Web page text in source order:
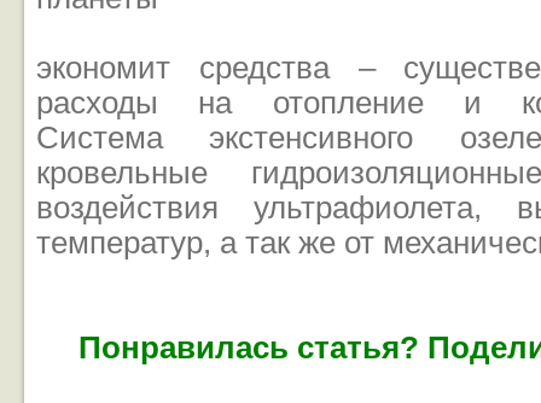
экономит средства –
расходы на отопление и
Система экстенсивного
кровельные
воздействия ультрафиолета,
температур, а так же от
Понравилась статья?